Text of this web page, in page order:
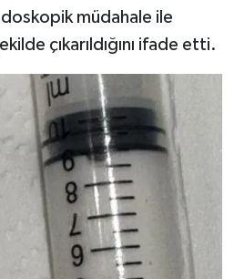
müdahale ile
çıkarıldığını ifade etti.